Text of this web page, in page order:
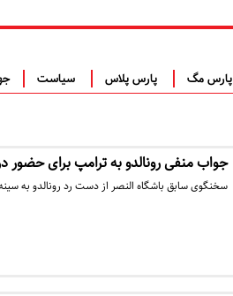
پارس مگ پارس پلاس سیاست
جواب منفی رونالدو به ترامپ برای حضور
سخنگوی سابق باشگاه النصر از دست رد رونالدو به